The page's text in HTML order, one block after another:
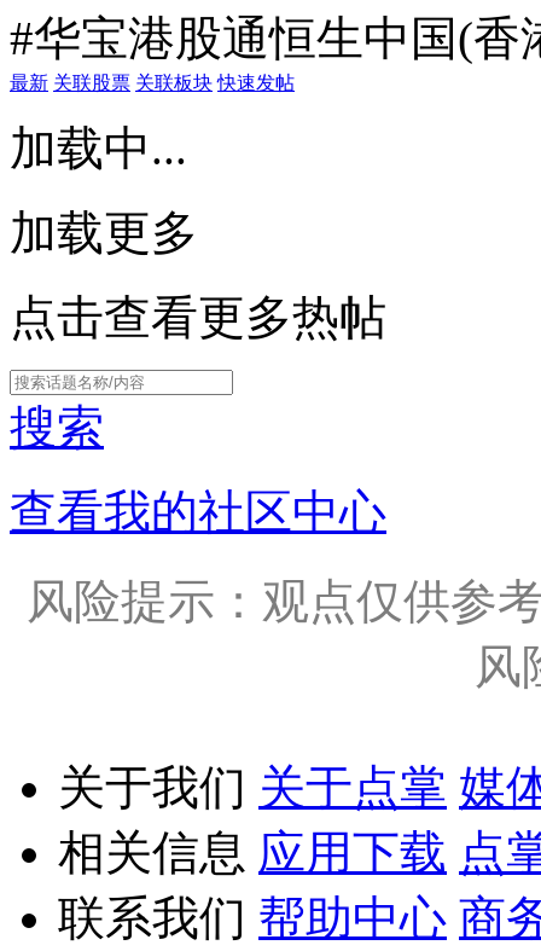
#华宝港股通恒生中国(香
最新 关联股票 关联板块 快速发帖
加载中...
加载更多
点击查看更多热帖
搜索
查看我的社区中心
风险提示：观点仅供参
风
关于我们 关于点掌 媒
相关信息 应用下载 点
联系我们 帮助中心 商